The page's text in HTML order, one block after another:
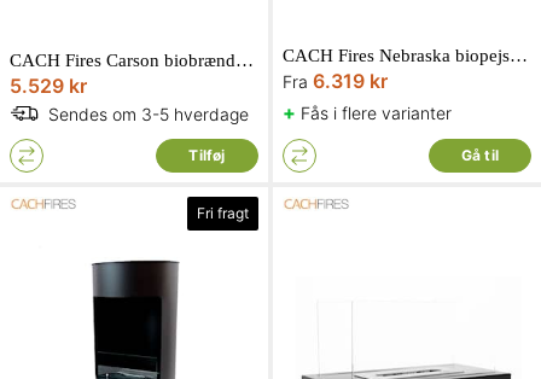
CACH Fires Carson biobrændeovn D30 x H61,5 x L48 cm
5.529 kr
Sendes om 3-5 hverdage
Tilføj
CACH Fires Nebraska biopejs væghængt D16,5 x H54 x L78 cm
Fra 6.319 kr
+ Fås i flere varianter
Gå til
Fri fragt